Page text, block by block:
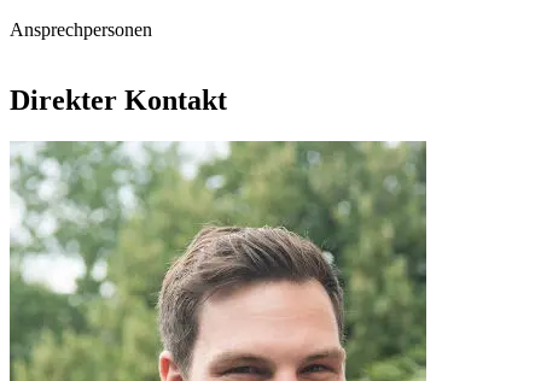
Ansprechpersonen
Direkter Kontakt